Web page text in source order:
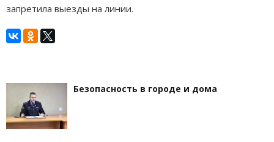
запретила выезды на линии.
Безопасность в городе и дома